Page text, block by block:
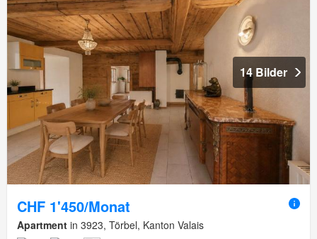
14 Bilder
CHF 1'450/Monat
Apartment in 3923, Törbel, Kanton Valais